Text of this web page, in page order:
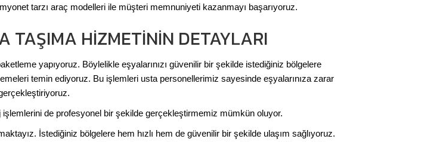
tarzı araç modelleri ile müşteri memnuniyeti kazanmayı başarıyoruz.
TAŞIMA HIZMETININ DETAYLARI
yapıyoruz. Böylelikle eşyalarınızı güvenilir bir şekilde istediğiniz bölgelere
temin ediyoruz. Bu işlemleri usta personellerimiz sayesinde eşyalarınıza zarar
de profesyonel bir şekilde gerçekleştirmemiz mümkün oluyor.
İstediğiniz bölgelere hem hızlı hem de güvenilir bir şekilde ulaşım sağlıyoruz.